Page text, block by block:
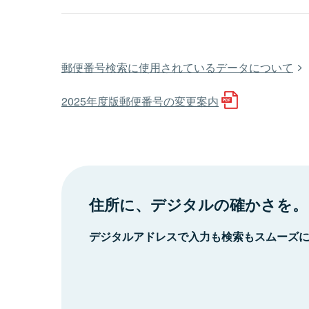
郵便番号検索に使用されているデータについて
2025年度版郵便番号の変更案内
住所に、デジタルの確かさを。
デジタルアドレスで入力も検索もスムーズ